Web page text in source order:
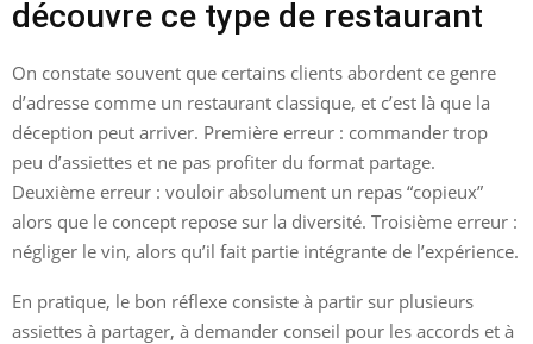
découvre ce type de restaurant
On constate souvent que certains clients abordent ce genre
d’adresse comme un restaurant classique, et c’est là que la
déception peut arriver. Première erreur : commander trop
peu d’assiettes et ne pas profiter du format partage.
Deuxième erreur : vouloir absolument un repas “copieux”
alors que le concept repose sur la diversité. Troisième erreur :
négliger le vin, alors qu’il fait partie intégrante de l’expérience.
En pratique, le bon réflexe consiste à partir sur plusieurs
assiettes à partager, à demander conseil pour les accords et à